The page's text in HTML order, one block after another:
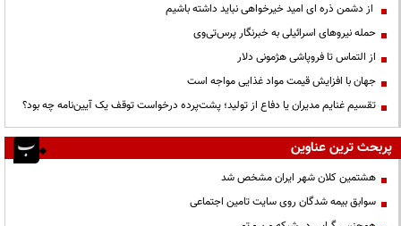
از دشمن ذره ای امید خیرخواهی نباید داشته باشیم
حمله نیروهای اسرائیلی به خبرنگار پرس‌تی‌وی
از التماس تا فروپاشی هژمونی دلار
جهان با افزایش قیمت مواد غذایی مواجه است
تقسیم غنایم مدیران یا دفاع از تولید؛ پشت‌پرده درخواست توقف یک آیین‌نامه چه بود؟
پربحث ترین عناوین
هشتمین کلان شهر ایران مشخص شد
سوابق بیمه شدگان روی سایت تامین اجتماعی